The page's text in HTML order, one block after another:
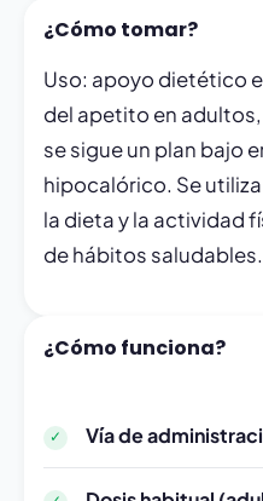
¿Cómo tomar?
Uso: apoyo dietético
del apetito en
se sigue un plan bajo
hipocalórico. Se
la dieta y la actividad
de hábitos saludables.
¿Cómo funciona?
Vía de